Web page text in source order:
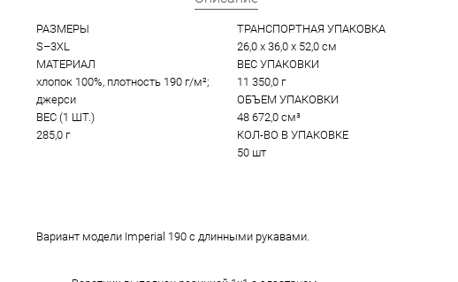
РАЗМЕРЫ
S–3XL
МАТЕРИАЛ
хлопок 100%, плотность 190 г/м²;
джерси
ВЕС (1 ШТ.)
285,0 г
ТРАНСПОРТНАЯ УПАКОВКА
26,0 x 36,0 x 52,0 см
ВЕС УПАКОВКИ
11 350,0 г
ОБЪЕМ УПАКОВКИ
48 672,0 см³
КОЛ-ВО В УПАКОВКЕ
50 шт
Вариант модели Imperial 190 с длинными рукавами.